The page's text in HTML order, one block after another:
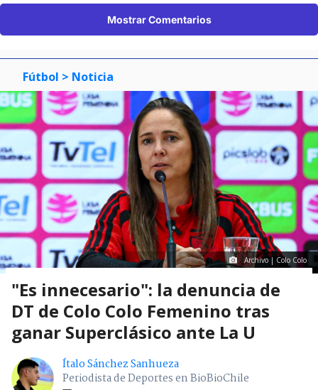
Mostrar Comentarios
Fútbol > Noticia
Archivo | Colo Colo
"Es innecesario": la denuncia de
DT de Colo Colo Femenino tras
ganar Superclásico ante La U
Ítalo Sánchez Sanhueza
Periodista de Deportes en BioBioChile